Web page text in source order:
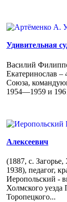
Удивительная
Василий
Екатеринослав –
Союза,
1954—1959 и
Алексеевич
(1887, с.
1938), педагог,
Иеропольский -
Холмского уезда
Торопецкого...